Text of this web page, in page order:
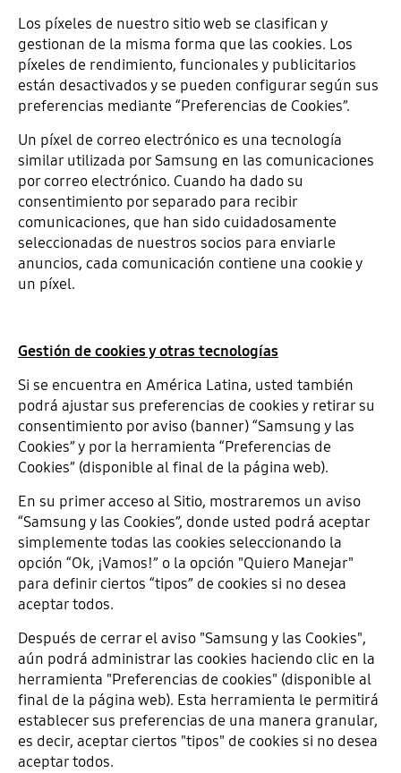
Los píxeles de nuestro sitio web se clasifican y
gestionan de la misma forma que las cookies. Los
píxeles de rendimiento, funcionales y publicitarios
están desactivados y se pueden configurar según sus
preferencias mediante “Preferencias de Cookies”.
Un píxel de correo electrónico es una tecnología
similar utilizada por Samsung en las comunicaciones
por correo electrónico. Cuando ha dado su
consentimiento por separado para recibir
comunicaciones, que han sido cuidadosamente
seleccionadas de nuestros socios para enviarle
anuncios, cada comunicación contiene una cookie y
un píxel.
Gestión de cookies y otras tecnologías
Si se encuentra en América Latina, usted también
podrá ajustar sus preferencias de cookies y retirar su
consentimiento por aviso (banner) “Samsung y las
Cookies” y por la herramienta “Preferencias de
Cookies” (disponible al final de la página web).
En su primer acceso al Sitio, mostraremos un aviso
“Samsung y las Cookies”, donde usted podrá aceptar
simplemente todas las cookies seleccionando la
opción “Ok, ¡Vamos!” o la opción "Quiero Manejar"
para definir ciertos “tipos” de cookies si no desea
aceptar todos.
Después de cerrar el aviso "Samsung y las Cookies",
aún podrá administrar las cookies haciendo clic en la
herramienta "Preferencias de cookies" (disponible al
final de la página web). Esta herramienta le permitirá
establecer sus preferencias de una manera granular,
es decir, aceptar ciertos "tipos" de cookies si no desea
aceptar todos.